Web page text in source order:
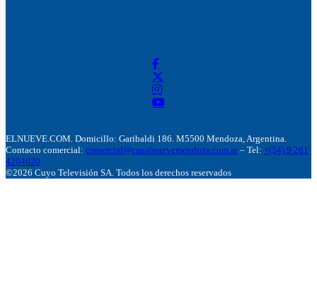
ELNUEVE.COM. Domicillo: Garibaldi 186. M5500 Mendoza, Argentina.
Contacto comercial: comercial@canalnuevemendoza.com.ar – Tel: +(54) 9 261
4204020
©2026 Cuyo Televisión SA. Todos los derechos reservados